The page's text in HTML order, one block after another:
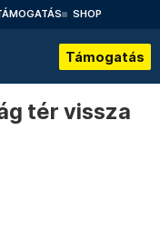
SHOP
Támogatás
tér vissza